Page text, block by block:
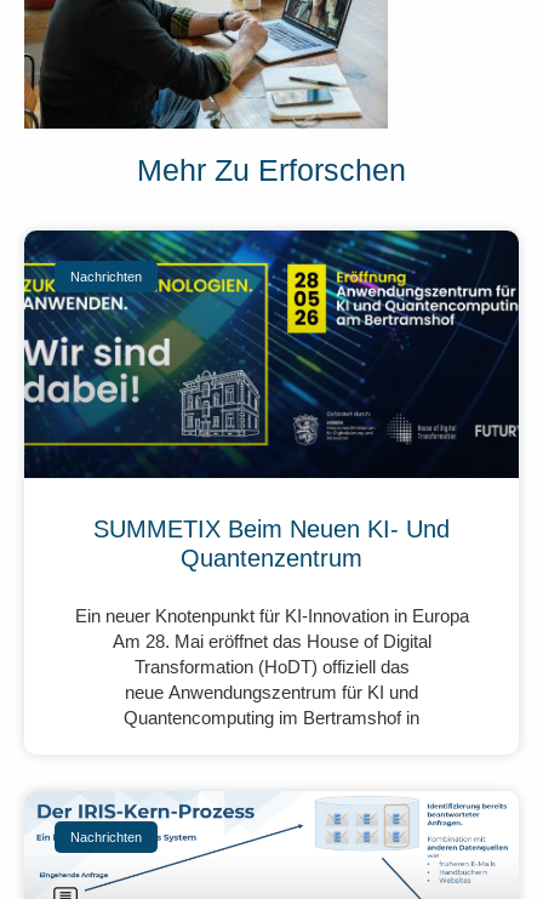
Mehr Zu Erforschen
Nachrichten
SUMMETIX Beim Neuen KI- Und
Quantenzentrum
Ein neuer Knotenpunkt für KI-Innovation in Europa
Am 28. Mai eröffnet das House of Digital
Transformation (HoDT) offiziell das
neue Anwendungszentrum für KI und
Quantencomputing im Bertramshof in
Nachrichten